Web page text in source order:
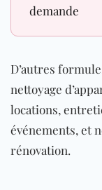
demande
D’autres
nettoyage
locations,
événements, et
rénovation.